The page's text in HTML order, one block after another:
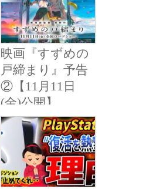
映画『すずめの
戸締まり』予告
②【11月11日
(金)公開】